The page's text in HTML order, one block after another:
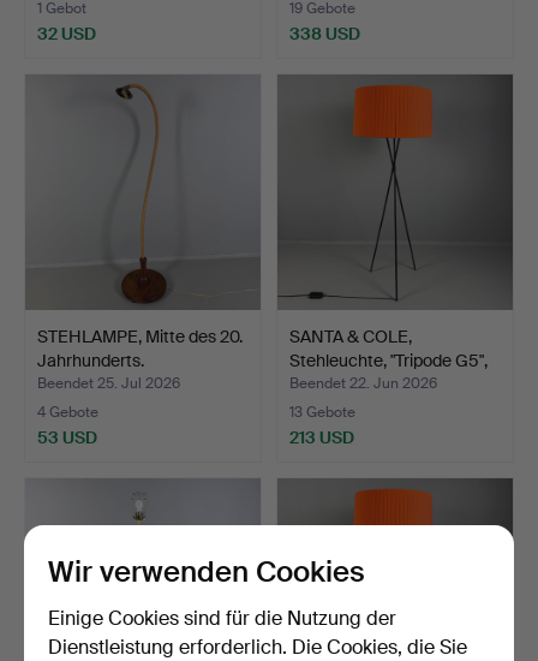
1 Gebot
32 USD
19 Gebote
338 USD
STEHLAMPE, Mitte des 20.
Jahrhunderts.
Beendet 25. Jul 2026
4 Gebote
53 USD
SANTA & COLE,
Stehleuchte, "Tripode G5",
p…
Beendet 22. Jun 2026
13 Gebote
213 USD
Wir verwenden Cookies
Einige Cookies sind für die Nutzung der
Dienstleistung erforderlich. Die Cookies, die Sie